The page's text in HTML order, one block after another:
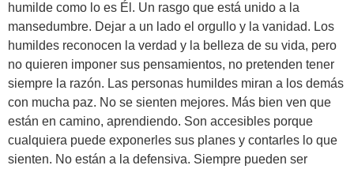
humilde como lo es Él. Un rasgo que está unido a la
mansedumbre. Dejar a un lado el orgullo y la vanidad. Los
humildes reconocen la verdad y la belleza de su vida, pero
no quieren imponer sus pensamientos, no pretenden tener
siempre la razón. Las personas humildes miran a los demás
con mucha paz. No se sienten mejores. Más bien ven que
están en camino, aprendiendo. Son accesibles porque
cualquiera puede exponerles sus planes y contarles lo que
sienten. No están a la defensiva. Siempre pueden ser